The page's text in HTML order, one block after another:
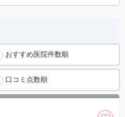
おすすめ医院件数順
口コミ点数順